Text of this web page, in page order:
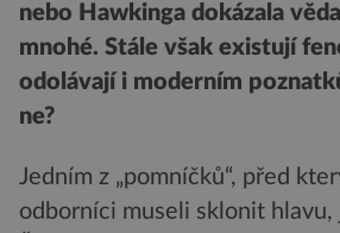
nebo Hawkinga dokázala
mnohé. Stále však existují
odolávají i moderním
ne?
Jedním z „pomníčků“, před
odborníci museli sklonit hlavu,